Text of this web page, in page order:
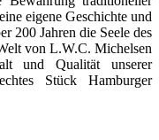
eigene Geschichte und
200 Jahren die Seele des
von L.W.C. Michelsen
und Qualität unserer
Stück Hamburger